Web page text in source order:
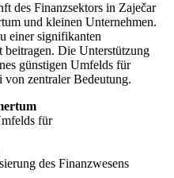
des Finanzsektors in Zaječar
und kleinen Unternehmen.
einer signifikanten
beitragen. Die Unterstützung
günstigen Umfelds für
von zentraler Bedeutung.
für
des Finanzwesens